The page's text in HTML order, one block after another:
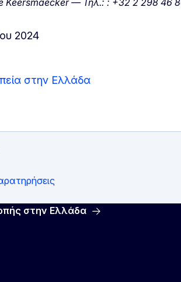
Keersmaecker — Τηλ.: : +32 2 298
2024
στην Ελλάδα
στην Ελλάδα